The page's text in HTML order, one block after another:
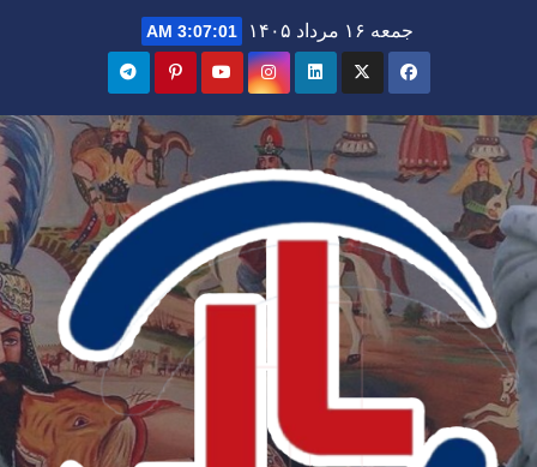
جمعه ۱۶ مرداد ۱۴۰۵ 3:07:03 AM